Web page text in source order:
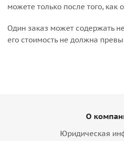
можете только после того, как
Один заказ может содержать
его стоимость не должна
О
Юридическая